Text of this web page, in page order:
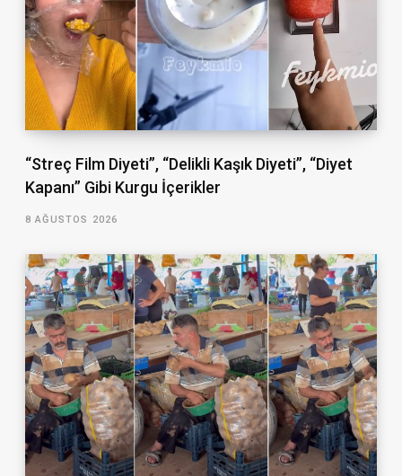
“Streç Film Diyeti”, “Delikli Kaşık Diyeti”, “Diyet
Kapanı” Gibi Kurgu İçerikler
8 AĞUSTOS 2026